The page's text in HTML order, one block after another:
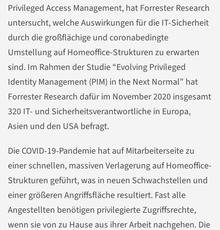
Privileged Access Management, hat Forrester Research
untersucht, welche Auswirkungen für die IT-Sicherheit
durch die großflächige und coronabedingte
Umstellung auf Homeoffice-Strukturen zu erwarten
sind. Im Rahmen der Studie “Evolving Privileged
Identity Management (PIM) in the Next Normal” hat
Forrester Research dafür im November 2020 insgesamt
320 IT- und Sicherheitsverantwortliche in Europa,
Asien und den USA befragt.
Die COVID-19-Pandemie hat auf Mitarbeiterseite zu
einer schnellen, massiven Verlagerung auf Homeoffice-
Strukturen geführt, was in neuen Schwachstellen und
einer größeren Angriffsfläche resultiert. Fast alle
Angestellten benötigen privilegierte Zugriffsrechte,
wenn sie von zu Hause aus ihrer Arbeit nachgehen. Die